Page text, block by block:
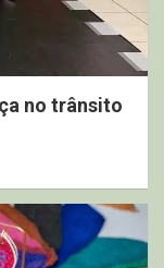
no trânsito